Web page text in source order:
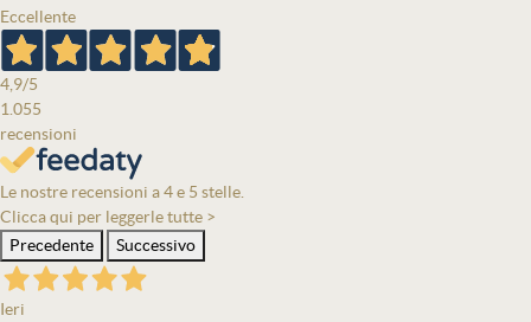
Eccellente
4,9/5
1.055
recensioni
Le nostre recensioni a 4 e 5 stelle.
Clicca qui per leggerle tutte >
Precedente
Successivo
Ieri